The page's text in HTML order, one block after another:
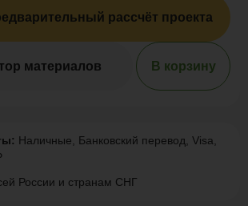
рассчёт проекта
материалов В корзину
Наличные, Банковский перевод, Visa,
России и странам СНГ